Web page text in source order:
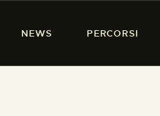
NEWS PERCORSI
PRESENZA